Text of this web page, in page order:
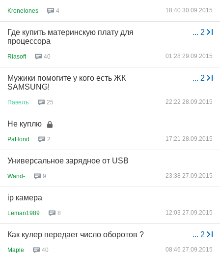
Kronelones 4 18:40 30.09.2015
... 2
Где купить материнскую плату для
процессора
Riasoft 40 01:28 29.09.2015
... 2
Мужики помогите у кого есть ЖК
SAMSUNG!
Павелъ 25 22:22 28.09.2015
Не куплю
PaHond 2 17:21 28.09.2015
Универсальное зарядное от USB
Wand- 9 23:38 27.09.2015
ip камера
Leman1989 8 12:03 27.09.2015
... 2
Как кулер передает число оборотов ?
Maple 40 08:46 27.09.2015